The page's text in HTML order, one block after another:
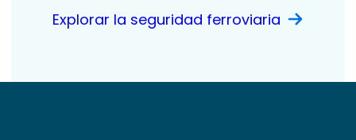
Explorar la seguridad ferroviaria